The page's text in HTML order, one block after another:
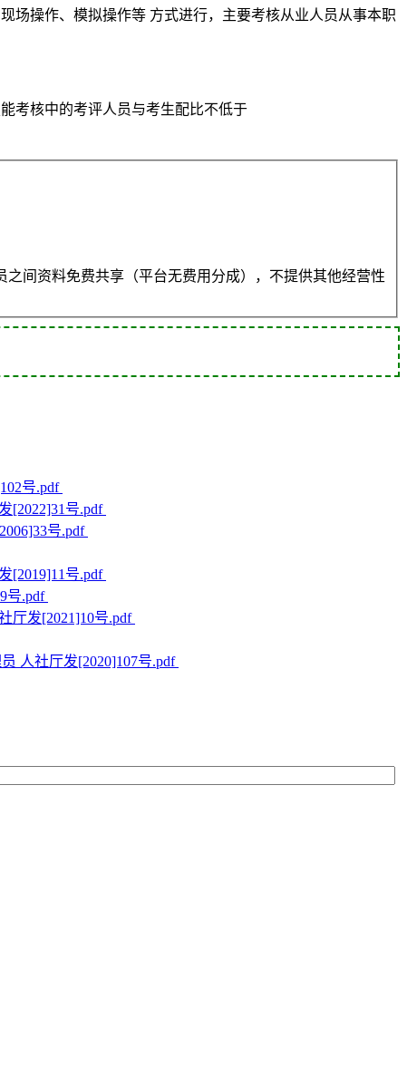
场操作、模拟操作等 方式进行，主要考核从业人员从事本职
考核中的考评人员与考生配比不低于
间资料免费共享（平台无费用分成），不提供其他经营性
号.pdf
[2022]31号.pdf
号.pdf
[2019]11号.pdf
号.pdf
厅发[2021]10号.pdf
人社厅发[2020]107号.pdf